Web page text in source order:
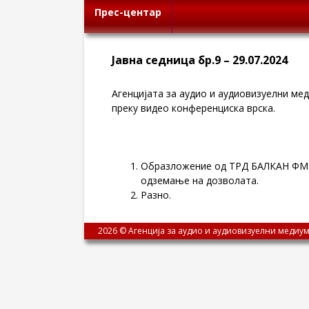
Прес-центар
Јавна седница бр.9 – 29.07.2024
Агенцијата за аудио и аудиовизуелни
преку видео конференциска врска.
Образложение од ТРД БАЛКАН ФМ
одземање на дозволата.
Разно.
2026 © Агенција за аудио и аудиовизуелни